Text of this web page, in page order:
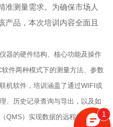
准测量需求。为确保市场人
产品，本次培训内容全面且
器的硬件结构、核心功能及操作
件两种模式下的测量方法、参数
机软件，培训涵盖了通过WIFI或
、历史记录查询与导出，以及如
QMS）实现数据的远程监控与分1